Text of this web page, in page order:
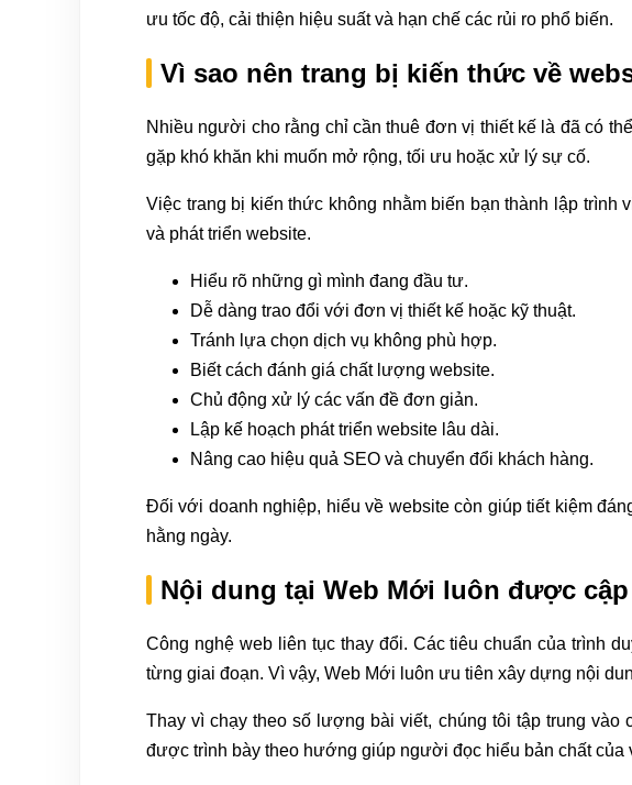
ưu tốc độ, cải thiện hiệu suất và hạn chế các rủi ro phổ biến.
Vì sao nên trang bị kiến thức về
Nhiều người cho rằng chỉ cần thuê đơn vị thiết kế là đã có
gặp khó khăn khi muốn mở rộng, tối ưu hoặc xử lý sự cố.
Việc trang bị kiến thức không nhằm biến bạn thành lập
và phát triển website.
Hiểu rõ những gì mình đang đầu tư.
Dễ dàng trao đổi với đơn vị thiết kế hoặc kỹ thuật.
Tránh lựa chọn dịch vụ không phù hợp.
Biết cách đánh giá chất lượng website.
Chủ động xử lý các vấn đề đơn giản.
Lập kế hoạch phát triển website lâu dài.
Nâng cao hiệu quả SEO và chuyển đổi khách hàng.
Đối với doanh nghiệp, hiểu về website còn giúp tiết kiệm
hằng ngày.
Nội dung tại Web Mới luôn được
Công nghệ web liên tục thay đổi. Các tiêu chuẩn của trình
từng giai đoạn. Vì vậy, Web Mới luôn ưu tiên xây dựng nội
Thay vì chạy theo số lượng bài viết, chúng tôi tập trung
được trình bày theo hướng giúp người đọc hiểu bản chất của